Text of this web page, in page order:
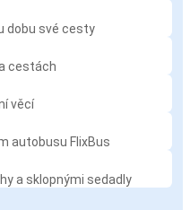
dobu své cesty
cestách
věcí
autobusu FlixBus
a sklopnými sedadly